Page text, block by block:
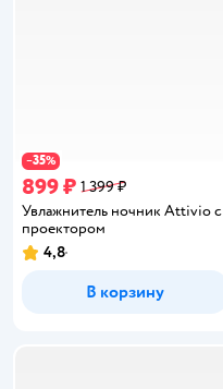
−35%
899 ₽ 1 399 ₽
Увлажнитель ночник Attivio с
проектором
Рейтинг:
4,8
В корзину